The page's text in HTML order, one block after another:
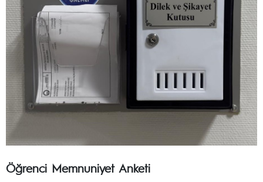
Öğrenci Memnuniyet Anketi